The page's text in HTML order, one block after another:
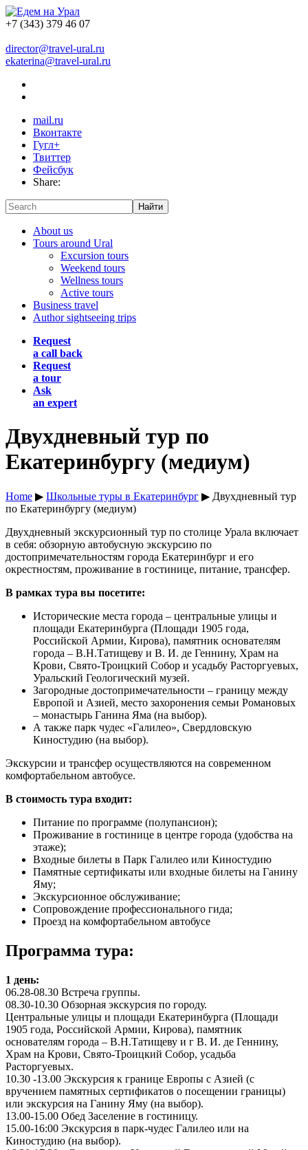
+7 (343) 379 46 07
director@travel-ural.ru
ekaterina@travel-ural.ru
mail.ru
Вконтакте
Гугл+
Твиттер
Фейсбук
Share:
Найти
About us
Tours around Ural
Excursion tours
Weekend tours
Wellness tours
Active tours
Business travel
Author sightseeing trips
Request
a call back
Request
a tour
Ask
an expert
Двухдневный тур по
Екатеринбургу (медиум)
Home ▶ Школьные туры в Екатеринбург ▶ Двухдневный тур
по Екатеринбургу (медиум)
Двухдневный экскурсионный тур по столице Урала включает
в себя: обзорную автобусную экскурсию по
достопримечательностям города Екатеринбург и его
окрестностям, проживание в гостинице, питание, трансфер.
В рамках тура вы посетите:
Исторические места города – центральные улицы и
площади Екатеринбурга (Площади 1905 года,
Российской Армии, Кирова), памятник основателям
города – В.Н.Татищеву и В. И. де Геннину, Храм на
Крови, Свято-Троицкий Собор и усадьбу Расторгуевых,
Уральский Геологический музей.
Загородные достопримечательности – границу между
Европой и Азией, место захоронения семьи Романовых
– монастырь Ганина Яма (на выбор).
А также парк чудес «Галилео», Свердловскую
Киностудию (на выбор).
Экскурсии и трансфер осуществляются на современном
комфортабельном автобусе.
В стоимость тура входит:
Питание по программе (полупансион);
Проживание в гостинице в центре города (удобства на
этаже);
Входные билеты в Парк Галилео или Киностудию
Памятные сертификаты или входные билеты на Ганину
Яму;
Экскурсионное обслуживание;
Сопровождение профессионального гида;
Проезд на комфортабельном автобусе
Программа тура:
1 день:
06.28-08.30 Встреча группы.
08.30-10.30 Обзорная экскурсия по городу.
Центральные улицы и площади Екатеринбурга (Площади
1905 года, Российской Армии, Кирова), памятник
основателям города – В.Н.Татищеву и г В. И. де Геннину,
Храм на Крови, Свято-Троицкий Собор, усадьба
Расторгуевых.
10.30 -13.00 Экскурсия к границе Европы с Азией (с
вручением памятных сертификатов о посещении границы)
или экскурсия на Ганину Яму (на выбор).
13.00-15.00 Обед Заселение в гостиницу.
15.00-16:00 Экскурсия в парк-чудес Галилео или на
Киностудию (на выбор).